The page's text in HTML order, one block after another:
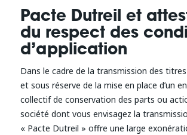
Pacte Dutreil et
du respect des
d’application
Dans le cadre de la transmission des titres
et sous réserve de la mise en place d’un
collectif de conservation des parts ou
société dont vous envisagez la
« Pacte Dutreil » offre une large